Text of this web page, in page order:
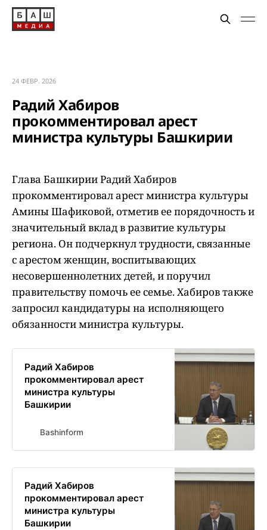
24 ФЕВР. 2026
Радий Хабиров
прокомментировал арест
министра культуры Башкирии
Глава Башкирии Радий Хабиров
прокомментировал арест министра культуры
Амины Шафиковой, отметив ее порядочность и
значительный вклад в развитие культуры
региона. Он подчеркнул трудности, связанные
с арестом женщин, воспитывающих
несовершеннолетних детей, и поручил
правительству помочь ее семье. Хабиров также
запросил кандидатуры на исполняющего
обязанности министра культуры.
Радий Хабиров
прокомментировал арест
министра культуры
Башкирии
Bashinform
Радий Хабиров
прокомментировал арест
министра культуры
Башкирии